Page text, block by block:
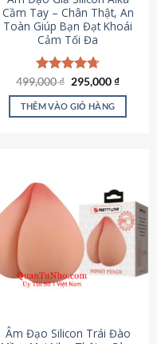
Cầm Tay – Chân Thật, An
Toàn Giúp Bạn Đạt Khoái
Cảm Tối Đa
Được xếp
hạng4.75
5 sao
499,000₫ Giá
là:
499,000 ₫.
295,000₫Giá
tại
THÊM VÀO GIỎ HÀNG
Âm Đạo Silicon Trái Đào